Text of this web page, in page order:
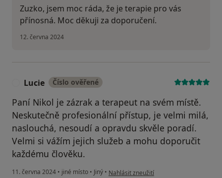
Zuzko, jsem moc ráda, že je terapie pro vás
přínosná. Moc děkuji za doporučení.
12. června 2024
Lucie Číslo ověřené
Paní Nikol je zázrak a terapeut na svém místě.
Neskutečně profesionální přístup, je velmi milá,
naslouchá, nesoudí a opravdu skvěle poradí.
Velmi si vážím jejich služeb a mohu doporučit
každému člověku.
11. června 2024 • jiné místo • Jiný • podle názoru uživatele Lucie
Nahlásit zneužití